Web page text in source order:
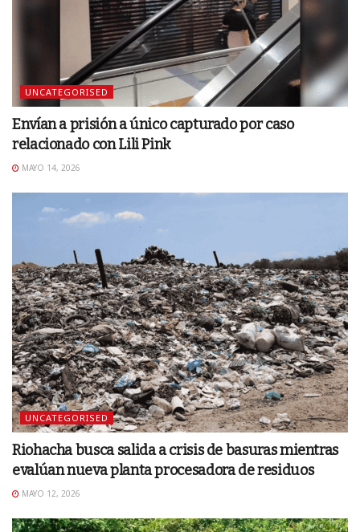
UNCATEGORISED
Envían a prisión a único capturado por caso
relacionado con Lili Pink
MAYO 14, 2026
UNCATEGORISED
Riohacha busca salida a crisis de basuras mientras
evalúan nueva planta procesadora de residuos
MAYO 12, 2026